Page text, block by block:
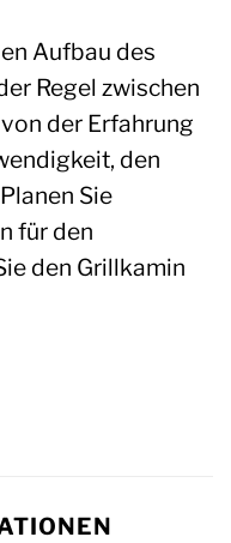
Aufbau des
Regel zwischen
der Erfahrung
den
Sie
für den
den Grillkamin